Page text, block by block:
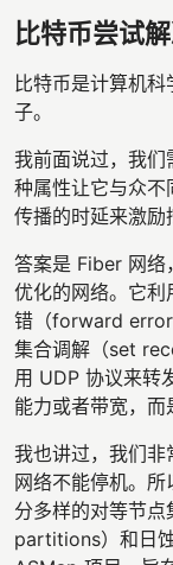
比特币尝试
比特币是计算机
子。
我前面说过，我
种属性让它与众
传播的时延来激励
答案是 Fiber 网络
优化的网络。它
错（forward
集合调解（set
用 UDP 协议来转
能力或者带宽，而
我也讲过，我们非
网络不能停机。
分多样的对等节
partitions）和日